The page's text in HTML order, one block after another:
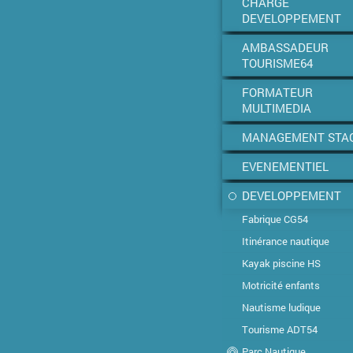
DEVELOPPEMENT
AMBASSADEUR
TOURISME64
FORMATEUR
MULTIMEDIA
MANAGEMENT
EVENEMENTIEL
DEVELOPPEMENT
Fabrique CG54
Itinérance nautique
Kayak piscine HS
Motricité enfants
Nautisme ludique
Tourisme ADT54